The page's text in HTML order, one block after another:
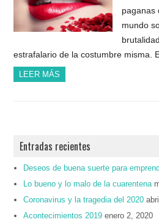
paganas
mundo
estrafalario de la costumbre misma.
LEER MÁS
Entradas recientes
Deseos de buena suerte para
Lo bueno y lo malo de la cuarentena
Coronavirus y la tragedia del 2020
Acontecimientos 2019 enero 2, 2020